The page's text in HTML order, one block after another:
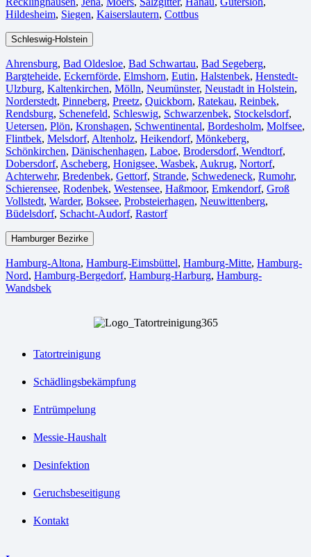
Hildesheim⁠, Siegen⁠, Kaiserslautern⁠, Cottbus⁠
Schleswig-Holstein
Ahrensburg, Bad Oldesloe, Bad Schwartau, Bad Segeberg,
Bargteheide, Eckernförde, Elmshorn, Eutin, Halstenbek, Henstedt-
Ulzburg, Kaltenkirchen, Mölln, Neumünster, Neustadt in Holstein,
Norderstedt, Pinneberg, Preetz, Quickborn, Ratekau, Reinbek,
Rendsburg, Schenefeld, Schleswig, Schwarzenbek, Stockelsdorf,
Uetersen, Plön, Kronshagen, Schwentinental, Bordesholm, Molfsee,
Flintbek, Melsdorf, Altenholz, Heikendorf, Mönkeberg,
Schönkirchen, Dänischenhagen, Laboe, Brodersdorf, Wendtorf,
Dobersdorf, Ascheberg, Honigsee, Wasbek, Aukrug, Nortorf,
Achterwehr, Bredenbek, Gettorf, Strande, Schwedeneck, Rumohr,
Schierensee, Rodenbek, Westensee, Haßmoor, Emkendorf, Groß
Vollstedt, Warder, Boksee, Probsteierhagen, Neuwittenberg,
Büdelsdorf, Schacht-Audorf, Rastorf
Hamburger Bezirke
Hamburg-Altona, Hamburg-Eimsbüttel, Hamburg-Mitte, Hamburg-
Nord, Hamburg-Bergedorf, Hamburg-Harburg, Hamburg-
Wandsbek
Tatortreinigung
Schädlingsbekämpfung
Entrümpelung
Messie-Haushalt
Desinfektion
Geruchsbeseitigung
Kontakt